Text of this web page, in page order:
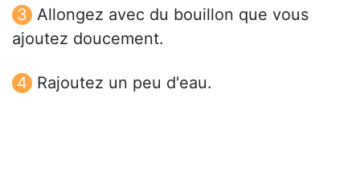
Allongez avec du bouillon que vous
ajoutez doucement.
Rajoutez un peu d'eau.